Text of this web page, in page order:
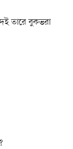
তারে বুকভরা